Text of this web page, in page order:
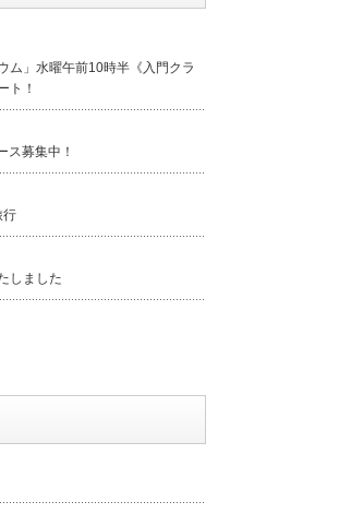
ム」水曜午前10時半《入門クラ
ト！
募集中！
行
しました